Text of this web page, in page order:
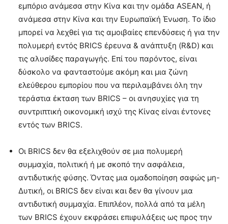
εμπόριο ανάμεσα στην Κίνα και την ομάδα ASEAN, ή
ανάμεσα στην Κίνα και την Ευρωπαϊκή Ένωση. Το ίδιο
μπορεί να λεχθεί για τις αμοιβαίες επενδύσεις ή για την
πολυμερή εντός BRICS έρευνα & ανάπτυξη (R&D) και
τις αλυσίδες παραγωγής. Επί του παρόντος, είναι
δύσκολο να φανταστούμε ακόμη και μια ζώνη
ελεύθερου εμπορίου που να περιλαμβάνει όλη την
τεράστια έκταση των BRICS – οι ανησυχίες για τη
συντριπτική οικονομική ισχύ της Κίνας είναι έντονες
εντός των BRICS.
Οι BRICS δεν θα εξελιχθούν σε μια πολυμερή
συμμαχία, πολιτική ή με σκοπό την ασφάλεια,
αντιδυτικής φύσης. Όντας μια ομαδοποίηση σαφώς μη-
Δυτική, οι BRICS δεν είναι και δεν θα γίνουν μια
αντιδυτική συμμαχία. Επιπλέον, πολλά από τα μέλη
των BRICS έχουν εκφράσει επιφυλάξεις ως προς την